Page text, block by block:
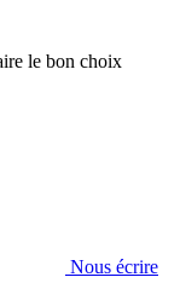
le bon choix
Nous écrire